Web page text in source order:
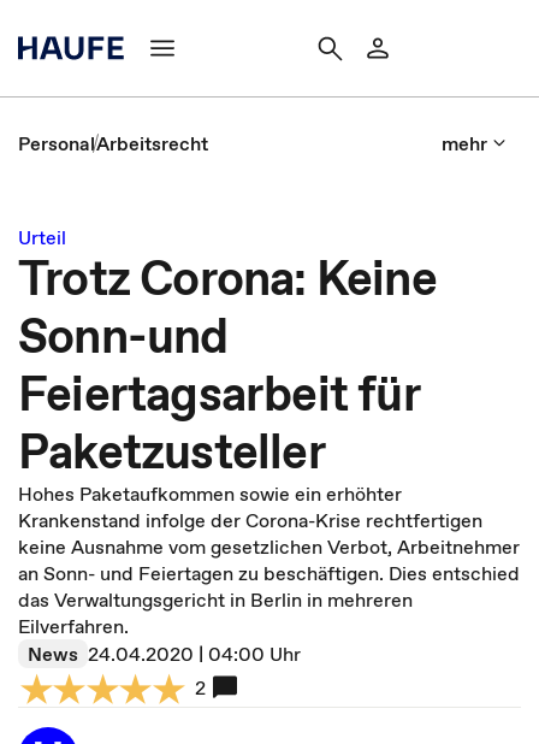
PersonalArbeitsrecht mehr
Urteil
Trotz Corona: Keine
Sonn-und
Feiertagsarbeit für
Paketzusteller
Hohes Paketaufkommen sowie ein erhöhter
Krankenstand infolge der Corona-Krise rechtfertigen
keine Ausnahme vom gesetzlichen Verbot, Arbeitnehmer
an Sonn- und Feiertagen zu beschäftigen. Dies entschied
das Verwaltungsgericht in Berlin in mehreren
Eilverfahren.
News 24.04.2020 | 04:00 Uhr
2